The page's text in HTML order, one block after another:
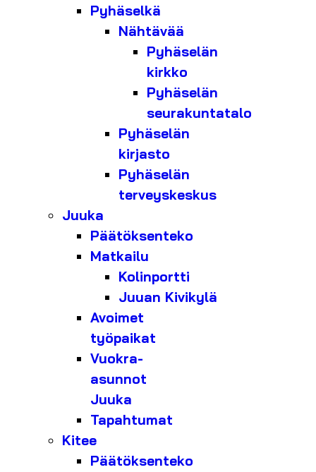
Pyhäselkä
Nähtävää
Pyhäselän
kirkko
Pyhäselän
seurakuntatalo
Pyhäselän
kirjasto
Pyhäselän
terveyskeskus
Juuka
Päätöksenteko
Matkailu
Kolinportti
Juuan Kivikylä
Avoimet
työpaikat
Vuokra-
asunnot
Juuka
Tapahtumat
Kitee
Päätöksenteko